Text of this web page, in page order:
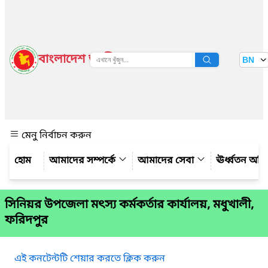
বাংলাদেশ জাতীয় তথ্য বাতায়ন BN
মেনু নির্বাচন করুন
আমাদের সম্পর্কে
আমাদের সেবা ঊর্ধ্বতন
সিনিয়র উপজেলা মৎস্য কর্মকর্তার কার্যালয়, মধুখালী,
ফরিদপুর
এই কনটেন্টটি শেয়ার করতে ক্লিক করুন